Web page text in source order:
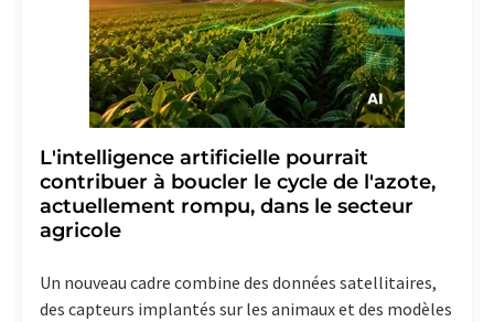
L'intelligence artificielle pourrait
contribuer à boucler le cycle de l'azote,
actuellement rompu, dans le secteur
agricole
Un nouveau cadre combine des données satellitaires,
des capteurs implantés sur les animaux et des modèles